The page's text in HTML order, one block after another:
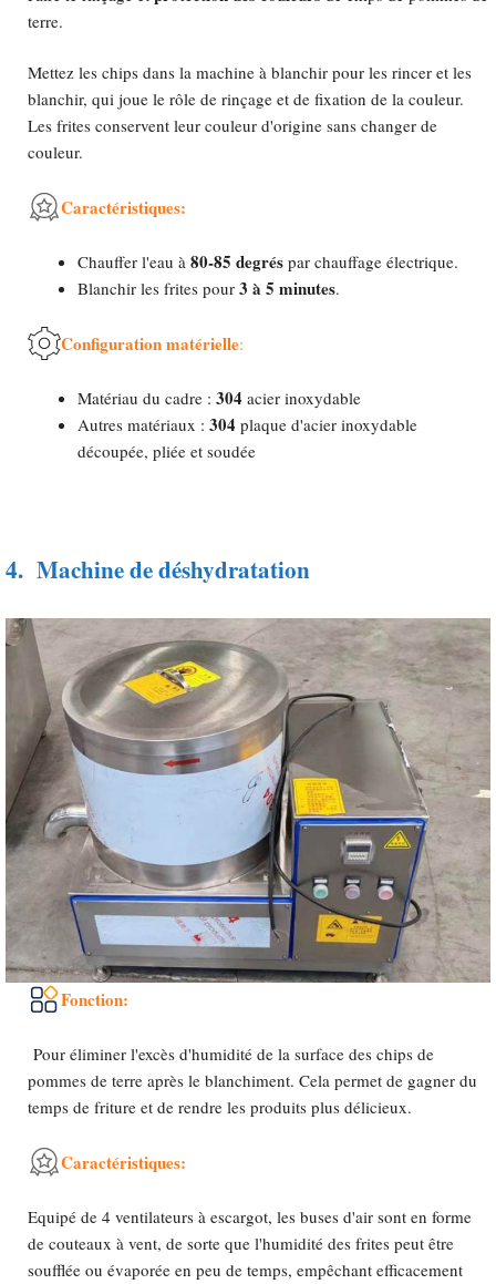
terre.
Mettez les chips dans la machine à blanchir pour les rincer et les
blanchir, qui joue le rôle de rinçage et de fixation de la couleur.
Les frites conservent leur couleur d'origine sans changer de
couleur.
Caractéristiques:
Chauffer l'eau à 80-85 degrés par chauffage électrique.
Blanchir les frites pour 3 à 5 minutes.
Configuration matérielle:
Matériau du cadre : 304 acier inoxydable
Autres matériaux : 304 plaque d'acier inoxydable
découpée, pliée et soudée
4. Machine de déshydratation
Fonction:
Pour éliminer l'excès d'humidité de la surface des chips de
pommes de terre après le blanchiment. Cela permet de gagner du
temps de friture et de rendre les produits plus délicieux.
Caractéristiques:
Equipé de 4 ventilateurs à escargot, les buses d'air sont en forme
de couteaux à vent, de sorte que l'humidité des frites peut être
soufflée ou évaporée en peu de temps, empêchant efficacement